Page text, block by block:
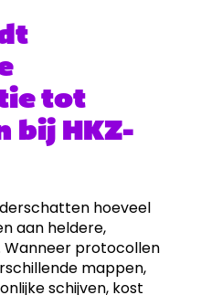
tot
bij HKZ-
hoeveel
aan heldere,
protocollen
mappen,
schijven, kost